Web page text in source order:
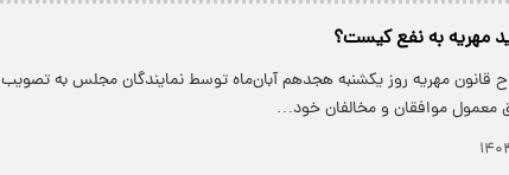
مهریه به نفع کیست؟
قانون مهریه روز یکشنبه هجدهم آبان‌ماه توسط نمایندگان مجلس به تصویب
معمول موافقان و مخالفان خود…